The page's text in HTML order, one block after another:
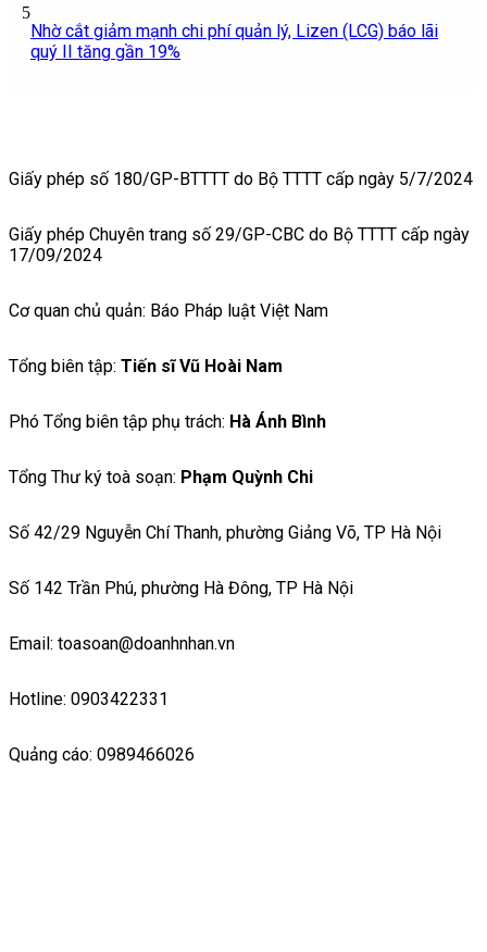
5
Nhờ cắt giảm mạnh chi phí quản lý, Lizen (LCG) báo lãi
quý II tăng gần 19%
Giấy phép số 180/GP-BTTTT do Bộ TTTT cấp ngày 5/7/2024
Giấy phép Chuyên trang số 29/GP-CBC do Bộ TTTT cấp ngày
17/09/2024
Cơ quan chủ quản: Báo Pháp luật Việt Nam
Tổng biên tập: Tiến sĩ Vũ Hoài Nam
Phó Tổng biên tập phụ trách: Hà Ánh Bình
Tổng Thư ký toà soạn: Phạm Quỳnh Chi
Số 42/29 Nguyễn Chí Thanh, phường Giảng Võ, TP Hà Nội
Số 142 Trần Phú, phường Hà Đông, TP Hà Nội
Email: toasoan@doanhnhan.vn
Hotline: 0903422331
Quảng cáo: 0989466026